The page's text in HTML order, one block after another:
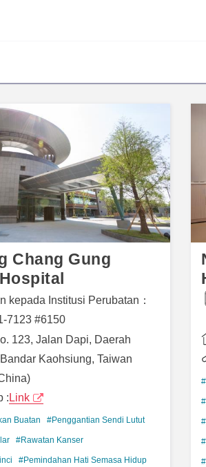
Chang Gung
kepada Institusi Perubatan：
7123 #6150
123, Jalan Dapi, Daerah
Kaohsiung, Taiwan
:Link
Buatan #Penggantian Sendi Lutut
#Rawatan Kanser
#Pemindahan Hati Semasa Hidup